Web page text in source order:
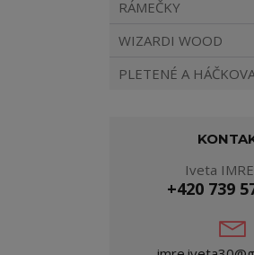
RÁMEČKY
WIZARDI WOOD
PLETENÉ A
Iveta
+420 739